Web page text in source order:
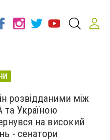
розвідданими між
Україною
на високий
- сенатори